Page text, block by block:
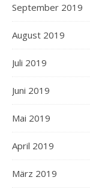
September 2019
August 2019
Juli 2019
Juni 2019
Mai 2019
April 2019
März 2019